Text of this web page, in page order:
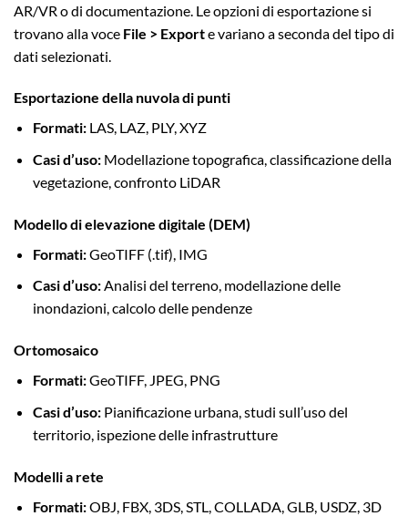
AR/VR o di documentazione. Le opzioni di esportazione si
trovano alla voce File > Exporte variano a seconda del tipo di
dati selezionati.
Esportazione della nuvola di punti
Formati:LAS, LAZ, PLY, XYZ
Casi d’uso:Modellazione topografica, classificazione della
vegetazione, confronto LiDAR
Modello di elevazione digitale (DEM)
Formati:GeoTIFF (.tif), IMG
Casi d’uso:Analisi del terreno, modellazione delle
inondazioni, calcolo delle pendenze
Ortomosaico
Formati:GeoTIFF, JPEG, PNG
Casi d’uso:Pianificazione urbana, studi sull’uso del
territorio, ispezione delle infrastrutture
Modelli a rete
Formati:OBJ, FBX, 3DS, STL, COLLADA, GLB, USDZ, 3D